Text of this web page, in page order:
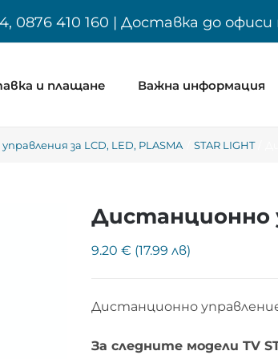
0876 410 160 | Доставка до
и плащане Важна информация
за LCD, LED, PLASMA STAR LIGHT
Дистанционно
9.20 € (17.99 лв)
Дистанционно
За следните модели TV